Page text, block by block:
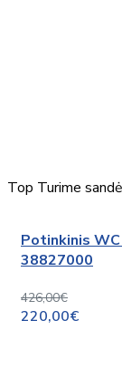
Top Turime
Potinkinis WC
38827000
426,00€
220,00€